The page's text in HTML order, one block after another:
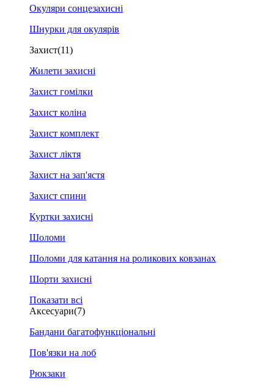
Окуляри сонцезахисні
Шнурки для окулярів
Захист(11)
Жилети захисні
Захист гомілки
Захист коліна
Захист комплект
Захист ліктя
Захист на зап'ястя
Захист спини
Куртки захисні
Шоломи
Шоломи для катання на роликових ковзанах
Шорти захисні
Показати всі
Аксесуари(7)
Бандани багатофункціональні
Пов'язки на лоб
Рюкзаки